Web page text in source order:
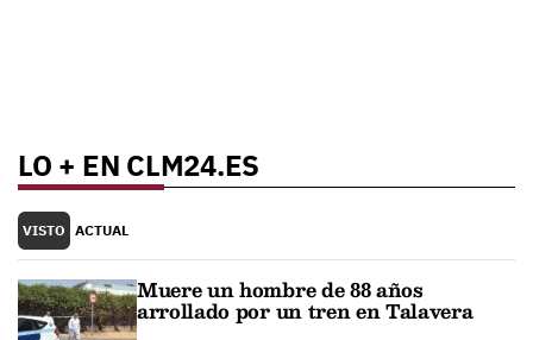
LO + EN CLM24.ES
VISTO ACTUAL
Muere un hombre de 88 años
arrollado por un tren en Talavera